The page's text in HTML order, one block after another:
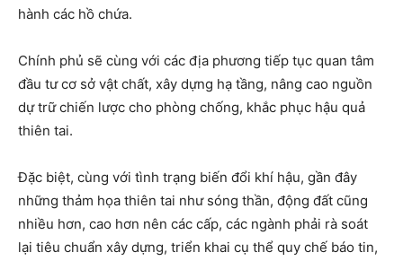
hành các hồ chứa.
Chính phủ sẽ cùng với các địa phương tiếp tục quan tâm
đầu tư cơ sở vật chất, xây dựng hạ tầng, nâng cao nguồn
dự trữ chiến lược cho phòng chống, khắc phục hậu quả
thiên tai.
Đặc biệt, cùng với tình trạng biến đổi khí hậu, gần đây
những thảm họa thiên tai như sóng thần, động đất cũng
nhiều hơn, cao hơn nên các cấp, các ngành phải rà soát
lại tiêu chuẩn xây dựng, triển khai cụ thể quy chế báo tin,